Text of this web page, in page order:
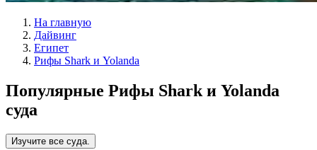
На главную
Дайвинг
Египет
Рифы Shark и Yolanda
Популярные Рифы Shark и Yolanda
суда
Изучите все суда.